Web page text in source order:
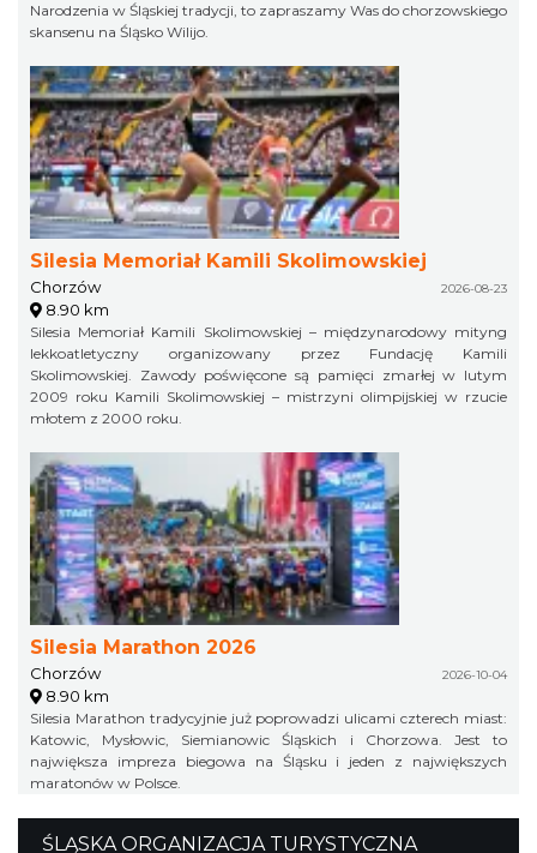
Narodzenia w Śląskiej tradycji, to zapraszamy Was do chorzowskiego
skansenu na Śląsko Wilijo.
Silesia Memoriał Kamili Skolimowskiej
Chorzów 2026-08-23
8.90 km
Silesia Memoriał Kamili Skolimowskiej – międzynarodowy mityng
lekkoatletyczny organizowany przez Fundację Kamili
Skolimowskiej. Zawody poświęcone są pamięci zmarłej w lutym
2009 roku Kamili Skolimowskiej – mistrzyni olimpijskiej w rzucie
młotem z 2000 roku.
Silesia Marathon 2026
Chorzów 2026-10-04
8.90 km
Silesia Marathon tradycyjnie już poprowadzi ulicami czterech miast:
Katowic, Mysłowic, Siemianowic Śląskich i Chorzowa. Jest to
największa impreza biegowa na Śląsku i jeden z największych
maratonów w Polsce.
ŚLĄSKA ORGANIZACJA TURYSTYCZNA